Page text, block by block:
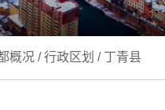
概况 /行政区划 / 丁青县